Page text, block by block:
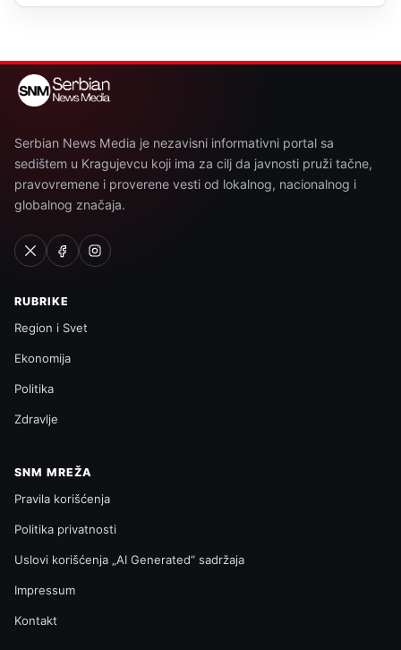
Serbian News Media je nezavisni informativni portal sa
sedištem u Kragujevcu koji ima za cilj da javnosti pruži tačne,
pravovremene i proverene vesti od lokalnog, nacionalnog i
globalnog značaja.
RUBRIKE
Region i Svet
Ekonomija
Politika
Zdravlje
SNM MREŽA
Pravila korišćenja
Politika privatnosti
Uslovi korišćenja „AI Generated“ sadržaja
Impressum
Kontakt